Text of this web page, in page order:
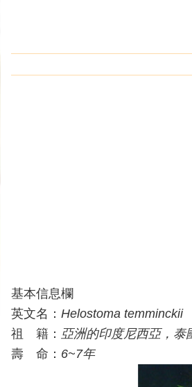
基本信息欄
英文名： Helostoma temminckii
祖 籍： 亞洲的印度尼西亞，泰
壽 命： 6~7年